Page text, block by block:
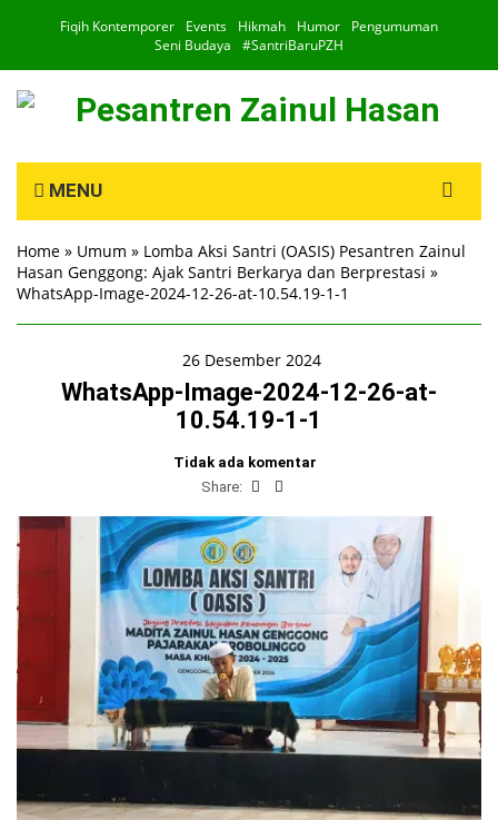
Fiqih Kontemporer Events Hikmah Humor
Pengumuman
Seni Budaya
#SantriBaruPZH
MENU
Home » Umum » Lomba Aksi Santri (OASIS) Pesantren Zainul
Hasan Genggong: Ajak Santri Berkarya dan Berprestasi »
WhatsApp-Image-2024-12-26-at-10.54.19-1-1
26 Desember 2024
WhatsApp-Image-2024-12-26-at-
10.54.19-1-1
Tidak ada komentar
Share: